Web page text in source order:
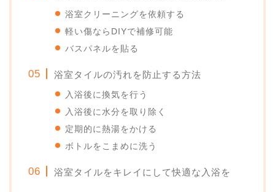
浴室クリーニングを依頼する
軽い傷ならDIYで補修可能
バスパネルを貼る
浴室タイルの汚れを防止する方法
入浴後に換気を行う
入浴後に水分を取り除く
定期的に熱湯をかける
ボトルをこまめに洗う
浴室タイルをキレイにして快適な入浴を